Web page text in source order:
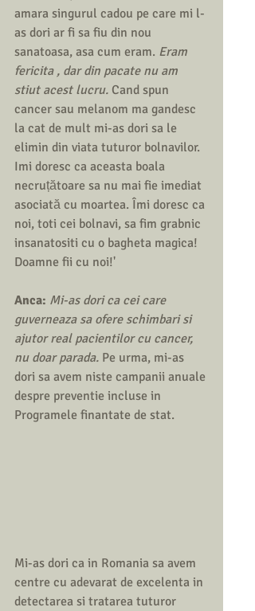
amara singurul cadou pe care mi l-
as dori ar fi sa fiu din nou
sanatoasa, asa cum eram. Eram
fericita , dar din pacate nu am
stiut acest lucru. Cand spun
cancer sau melanom ma gandesc
la cat de mult mi-as dori sa le
elimin din viata tuturor bolnavilor.
Imi doresc ca aceasta boala
necruțătoare sa nu mai fie imediat
asociată cu moartea. Îmi doresc ca
noi, toti cei bolnavi, sa fim grabnic
insanatositi cu o bagheta magica!
Doamne fii cu noi!'
Anca: Mi-as dori ca cei care
guverneaza sa ofere schimbari si
ajutor real pacientilor cu cancer,
nu doar parada. Pe urma, mi-as
dori sa avem niste campanii anuale
despre preventie incluse in
Programele finantate de stat.
Mi-as dori ca in Romania sa avem
centre cu adevarat de excelenta in
detectarea si tratarea tuturor